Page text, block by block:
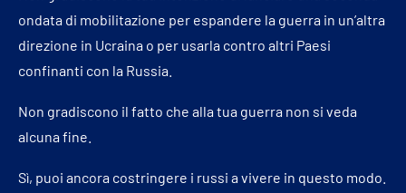
ondata di mobilitazione per espandere la guerra in un’altra
direzione in Ucraina o per usarla contro altri Paesi
confinanti con la Russia.
Non gradiscono il fatto che alla tua guerra non si veda
alcuna fine.
Sì, puoi ancora costringere i russi a vivere in questo modo.